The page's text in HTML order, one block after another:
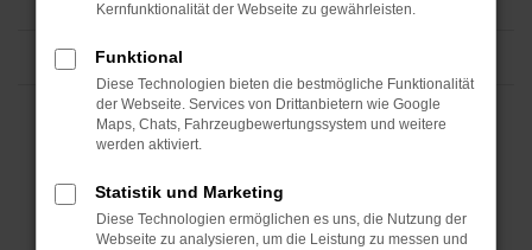
Kernfunktionalität der Webseite zu gewährleisten.
Funktional
Diese Technologien bieten die bestmögliche Funktionalität
der Webseite. Services von Drittanbietern wie Google
Maps, Chats, Fahrzeugbewertungssystem und weitere
werden aktiviert.
Statistik und Marketing
Diese Technologien ermöglichen es uns, die Nutzung der
Webseite zu analysieren, um die Leistung zu messen und